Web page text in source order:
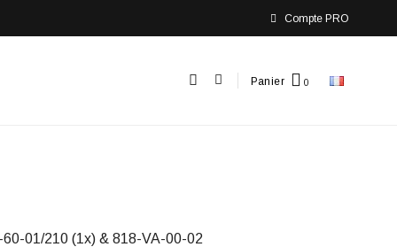
Compte PRO
Panier
01/210 (1x) & 818-VA-00-02